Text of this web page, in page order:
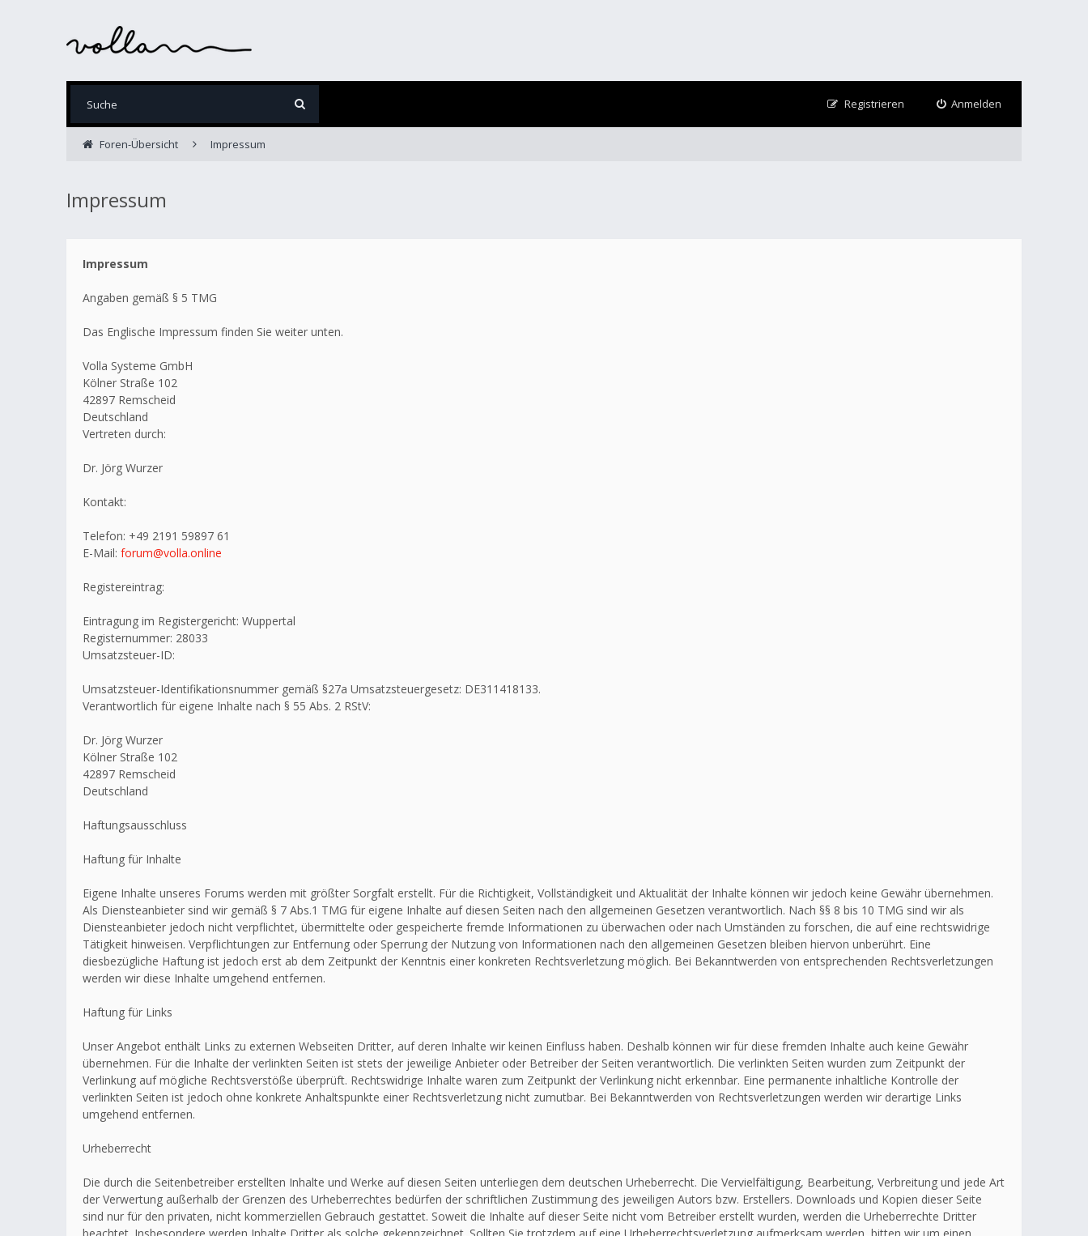
Anmelden
Registrieren
Foren-Übersicht Impressum
Impressum
Impressum
Angaben gemäß § 5 TMG
Das Englische Impressum finden Sie weiter unten.
Volla Systeme GmbH
Kölner Straße 102
42897 Remscheid
Deutschland
Vertreten durch:
Dr. Jörg Wurzer
Kontakt:
Telefon: +49 2191 59897 61
E-Mail: forum@volla.online
Registereintrag:
Eintragung im Registergericht: Wuppertal
Registernummer: 28033
Umsatzsteuer-ID:
Umsatzsteuer-Identifikationsnummer gemäß §27a Umsatzsteuergesetz: DE311418133.
Verantwortlich für eigene Inhalte nach § 55 Abs. 2 RStV:
Dr. Jörg Wurzer
Kölner Straße 102
42897 Remscheid
Deutschland
Haftungsausschluss
Haftung für Inhalte
Eigene Inhalte unseres Forums werden mit größter Sorgfalt erstellt. Für die Richtigkeit, Vollständigkeit und Aktualität der Inhalte können wir jedoch keine Gewähr übernehmen.
Als Diensteanbieter sind wir gemäß § 7 Abs.1 TMG für eigene Inhalte auf diesen Seiten nach den allgemeinen Gesetzen verantwortlich. Nach §§ 8 bis 10 TMG sind wir als
Diensteanbieter jedoch nicht verpflichtet, übermittelte oder gespeicherte fremde Informationen zu überwachen oder nach Umständen zu forschen, die auf eine rechtswidrige
Tätigkeit hinweisen. Verpflichtungen zur Entfernung oder Sperrung der Nutzung von Informationen nach den allgemeinen Gesetzen bleiben hiervon unberührt. Eine
diesbezügliche Haftung ist jedoch erst ab dem Zeitpunkt der Kenntnis einer konkreten Rechtsverletzung möglich. Bei Bekanntwerden von entsprechenden Rechtsverletzungen
werden wir diese Inhalte umgehend entfernen.
Haftung für Links
Unser Angebot enthält Links zu externen Webseiten Dritter, auf deren Inhalte wir keinen Einfluss haben. Deshalb können wir für diese fremden Inhalte auch keine Gewähr
übernehmen. Für die Inhalte der verlinkten Seiten ist stets der jeweilige Anbieter oder Betreiber der Seiten verantwortlich. Die verlinkten Seiten wurden zum Zeitpunkt der
Verlinkung auf mögliche Rechtsverstöße überprüft. Rechtswidrige Inhalte waren zum Zeitpunkt der Verlinkung nicht erkennbar. Eine permanente inhaltliche Kontrolle der
verlinkten Seiten ist jedoch ohne konkrete Anhaltspunkte einer Rechtsverletzung nicht zumutbar. Bei Bekanntwerden von Rechtsverletzungen werden wir derartige Links
umgehend entfernen.
Urheberrecht
Die durch die Seitenbetreiber erstellten Inhalte und Werke auf diesen Seiten unterliegen dem deutschen Urheberrecht. Die Vervielfältigung, Bearbeitung, Verbreitung und jede Art
der Verwertung außerhalb der Grenzen des Urheberrechtes bedürfen der schriftlichen Zustimmung des jeweiligen Autors bzw. Erstellers. Downloads und Kopien dieser Seite
sind nur für den privaten, nicht kommerziellen Gebrauch gestattet. Soweit die Inhalte auf dieser Seite nicht vom Betreiber erstellt wurden, werden die Urheberrechte Dritter